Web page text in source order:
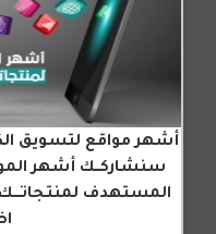
أشهر مواقع لتسويق
سنشاركــك أشهر
المستهدف لمنتجاتـــك